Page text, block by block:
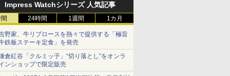
Impress Watchシリーズ 人気記事
24時間 1週間 1カ月
野家、牛リブロースを熱々で提供する「極旨
鉄板ステーキ定食」を発売
倉紅谷「クルミッ子」“切り落とし”をオンラ
ンショップで限定販売